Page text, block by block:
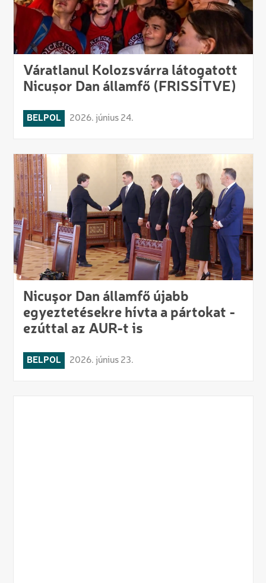
Váratlanul Kolozsvárra látogatott
Nicușor Dan államfő (FRISSÍTVE)
BELPOL 2026. június 24.
Nicuşor Dan államfő újabb
egyeztetésekre hívta a pártokat -
ezúttal az AUR-t is
BELPOL 2026. június 23.